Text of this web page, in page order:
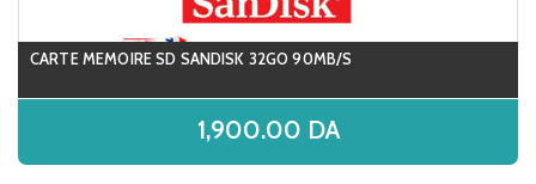
CARTE MEMOIRE SD SANDISK 32GO 90MB/S
1,900.00 DA